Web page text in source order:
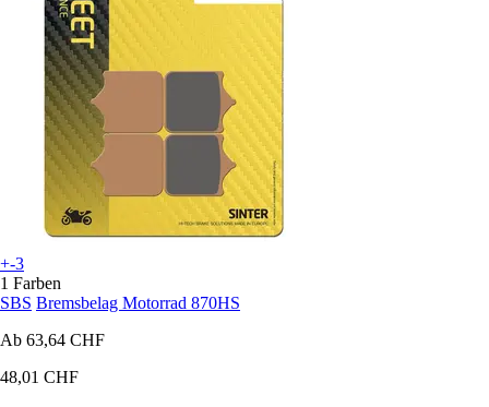
+-3
1 Farben
SBS Bremsbelag Motorrad 870HS
Ab 63,64 CHF
48,01 CHF